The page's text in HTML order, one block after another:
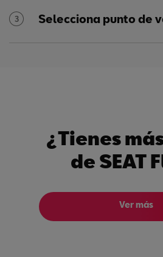
3 Selecciona punto de
¿Tienes
de SEAT
Ver más